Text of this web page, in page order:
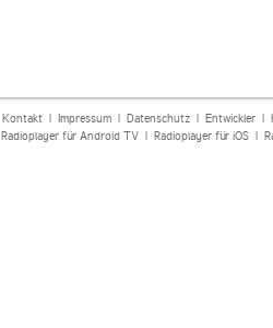
Kontakt| Impressum| Datenschutz| Entwickler|
Radioplayer für Android TV| Radioplayer für iOS|